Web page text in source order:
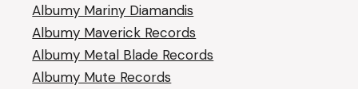
Albumy Mariny Diamandis
Albumy Maverick Records
Albumy Metal Blade Records
Albumy Mute Records